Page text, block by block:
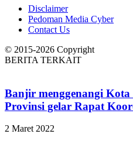
Disclaimer
Pedoman Media Cyber
Contact Us
© 2015-2026 Copyright
BERITA TERKAIT
Banjir menggenangi Kota
Provinsi gelar Rapat
2 Maret 2022